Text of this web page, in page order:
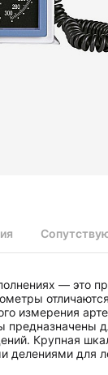
— это
измерения
Крупная
для